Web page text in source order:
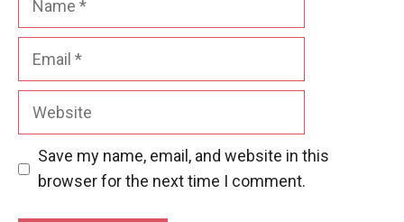
Website
Save my name, email, and website in this
browser for the next time I comment.